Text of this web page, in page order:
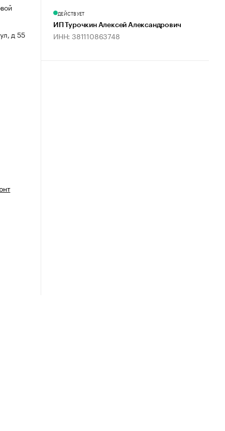
д 55
ДЕЙСТВУЕТ
ИП Турочкин Алексей Александрович
ИНН: 381110863748